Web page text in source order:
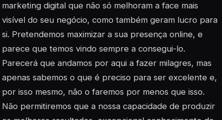
marketing digital que não só melhoram a face mais
visível do seu negócio, como também geram lucro para
si. Pretendemos maximizar a sua presença online, e
parece que temos vindo sempre a consegui-lo.
Parecerá que andamos por aqui a fazer milagres, mas
apenas sabemos o que é preciso para ser excelente e,
por isso mesmo, não o faremos por menos que isso.
Não permitiremos que a nossa capacidade de produzir